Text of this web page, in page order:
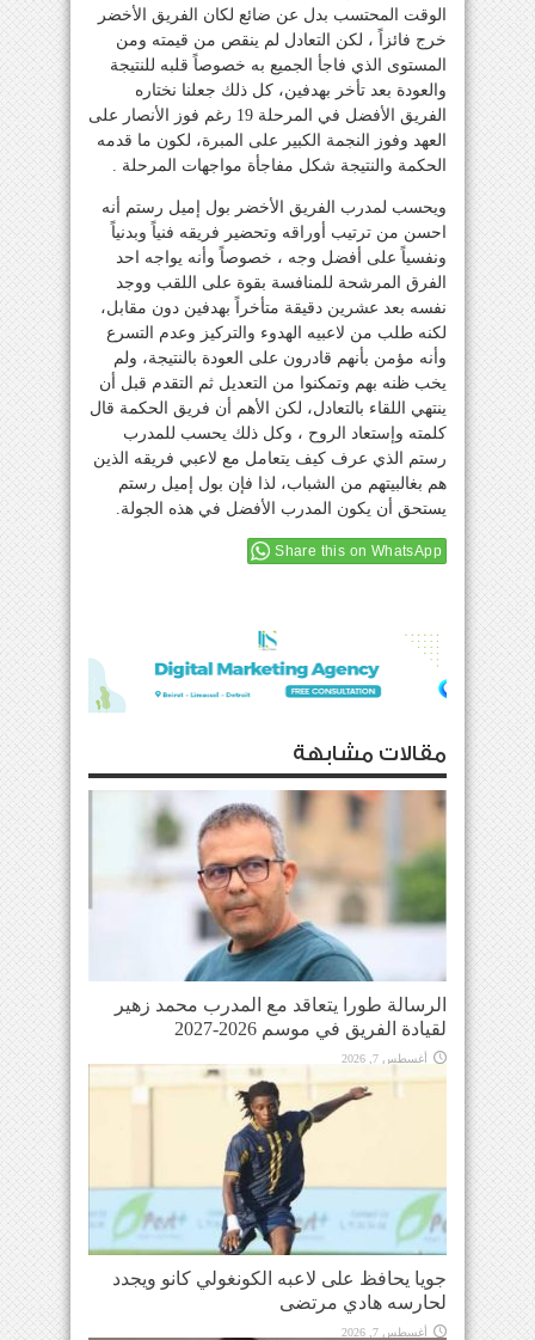
الوقت المحتسب بدل عن ضائع لكان الفريق الأخضر
خرج فائزاً ، لكن التعادل لم ينقص من قيمته ومن
المستوى الذي فاجأ الجميع به خصوصاً قلبه للنتيجة
والعودة بعد تأخر بهدفين، كل ذلك جعلنا نختاره
الفريق الأفضل في المرحلة 19 رغم فوز الأنصار على
العهد وفوز النجمة الكبير على المبرة، لكون ما قدمه
الحكمة والنتيجة شكل مفاجأة مواجهات المرحلة .
ويحسب لمدرب الفريق الأخضر بول إميل رستم أنه
احسن من ترتيب أوراقه وتحضير فريقه فنياً وبدنياً
ونفسياً على أفضل وجه ، خصوصاً وأنه يواجه احد
الفرق المرشحة للمنافسة بقوة على اللقب ووجد
نفسه بعد عشرين دقيقة متأخراً بهدفين دون مقابل،
لكنه طلب من لاعبيه الهدوء والتركيز وعدم التسرع
وأنه مؤمن بأنهم قادرون على العودة بالنتيجة، ولم
يخب ظنه بهم وتمكنوا من التعديل ثم التقدم قبل أن
ينتهي اللقاء بالتعادل، لكن الأهم أن فريق الحكمة قال
كلمته وإستعاد الروح ، وكل ذلك يحسب للمدرب
رستم الذي عرف كيف يتعامل مع لاعبي فريقه الذين
هم بغالبيتهم من الشباب، لذا فإن بول إميل رستم
يستحق أن يكون المدرب الأفضل في هذه الجولة.
Share this on WhatsApp
مقالات مشابهة
الرسالة طورا يتعاقد مع المدرب محمد زهير
لقيادة الفريق في موسم 2026-2027
أغسطس 7, 2026
جويا يحافظ على لاعبه الكونغولي كانو ويجدد
لحارسه هادي مرتضى
أغسطس 7, 2026